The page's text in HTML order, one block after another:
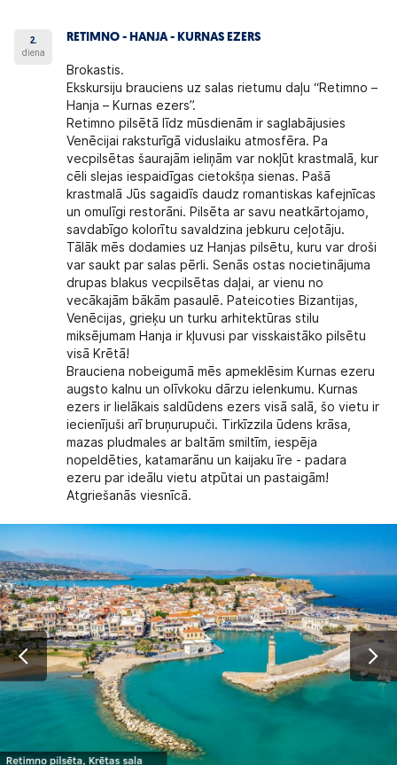
2.
diena
RETIMNO - HANJA - KURNAS EZERS
Brokastis.
Ekskursiju brauciens uz salas rietumu daļu “Retimno –
Hanja – Kurnas ezers”.
Retimno pilsētā līdz mūsdienām ir saglabājusies
Venēcijai raksturīgā viduslaiku atmosfēra. Pa
vecpilsētas šaurajām ieliņām var nokļūt krastmalā, kur
cēli slejas iespaidīgas cietokšņa sienas. Pašā
krastmalā Jūs sagaidīs daudz romantiskas kafejnīcas
un omulīgi restorāni. Pilsēta ar savu neatkārtojamo,
savdabīgo kolorītu savaldzina jebkuru ceļotāju.
Tālāk mēs dodamies uz Hanjas pilsētu, kuru var droši
var saukt par salas pērli. Senās ostas nocietinājuma
drupas blakus vecpilsētas daļai, ar vienu no
vecākajām bākām pasaulē. Pateicoties Bizantijas,
Venēcijas, grieķu un turku arhitektūras stilu
miksējumam Hanja ir kļuvusi par visskaistāko pilsētu
visā Krētā!
Brauciena nobeigumā mēs apmeklēsim Kurnas ezeru
augsto kalnu un olīvkoku dārzu ielenkumu. Kurnas
ezers ir lielākais saldūdens ezers visā salā, šo vietu ir
iecienījuši arī bruņurupuči. Tirkīzzila ūdens krāsa,
mazas pludmales ar baltām smiltīm, iespēja
nopeldēties, katamarānu un kaijaku īre - padara
ezeru par ideālu vietu atpūtai un pastaigām!
Atgriešanās viesnīcā.